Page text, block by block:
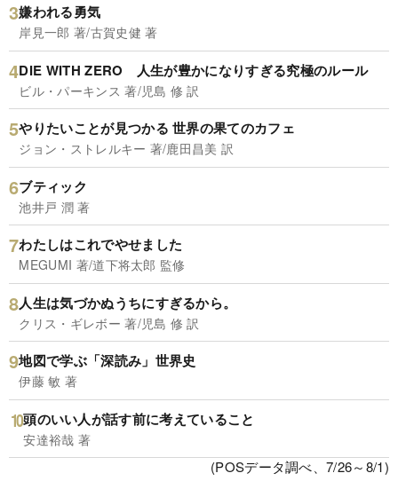
嫌われる勇気
岸見一郎 著/古賀史健 著
DIE WITH ZERO 人生が豊かになりすぎる究極のルール
ビル・パーキンス 著/児島 修 訳
やりたいことが見つかる 世界の果てのカフェ
ジョン・ストレルキー 著/鹿田昌美 訳
ブティック
池井戸 潤 著
わたしはこれでやせました
MEGUMI 著/道下将太郎 監修
人生は気づかぬうちにすぎるから。
クリス・ギレボー 著/児島 修 訳
地図で学ぶ「深読み」世界史
伊藤 敏 著
頭のいい人が話す前に考えていること
安達裕哉 著
(POSデータ調べ、7/26～8/1)